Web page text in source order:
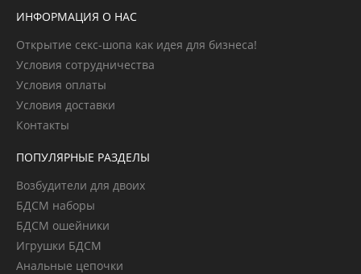
ИНФОРМАЦИЯ О НАС
Открытие секс-шопа как идея для бизнеса!
Условия сотрудничества
Условия оплаты
Условия доставки
Контакты
ПОПУЛЯРНЫЕ РАЗДЕЛЫ
Возбудители для двоих
БДСМ наборы
БДСМ ошейники
Игрушки БДСМ
Анальные цепочки